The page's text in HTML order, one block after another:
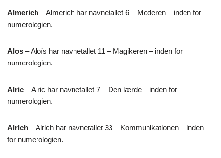
Almerich – Almerich har navnetallet 6 – Moderen – inden for
numerologien.
Alos – Aloïs har navnetallet 11 – Magikeren – inden for
numerologien.
Alric – Alric har navnetallet 7 – Den lærde – inden for
numerologien.
Alrich – Alrich har navnetallet 33 – Kommunikationen – inden
for numerologien.